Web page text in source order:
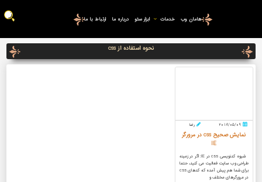
هامان وب خدمات ابزار سئو درباره ما ارتباط با ما
نحوه استفاده از css
2018/05/09 رضا
نمایش صحیح css در مرورگر
IE
شیوه کدنویسی css در IE: اگر در زمینه
طراحی وب سایت فعالیت می کنید، حتما
برای شما هم پیش آمده که کدهای css
در مرورگرهای مختلف و